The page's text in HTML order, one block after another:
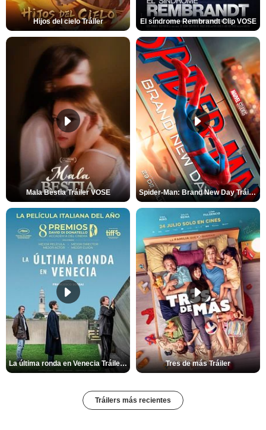
Hijos del cielo Tráiler El síndrome Rembrandt Clip VOSE
Mala Bèstia Tráiler VOSE Spider-Man: Brand New Day Tráiler (3)
La última ronda en Venecia Tráiler VOSE Tres de más Tráiler
Tráilers más recientes